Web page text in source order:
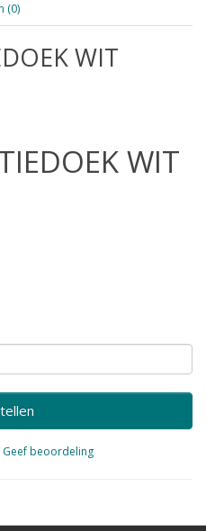
(0)
WIT
WIT
Geef beoordeling